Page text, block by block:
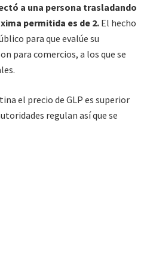
a una persona trasladando
permitida es de 2. El hecho
para que evalúe su
para comercios, a los que se
el precio de GLP es superior
regulan así que se